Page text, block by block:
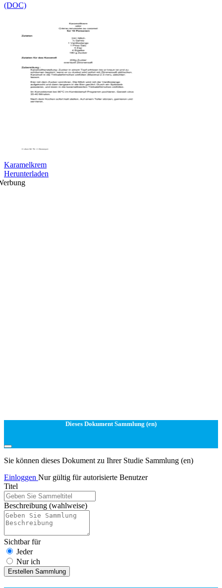
(DOC)
Karamelkrem
Herunterladen
Dieses Dokument Sammlung (en)
Sie können dieses Dokument zu Ihrer Studie Sammlung (en)
Einloggen Nur gültig für autorisierte Benutzer
Titel
Beschreibung (wahlweise)
Sichtbar für
Jeder
Nur ich
Erstellen Sammlung